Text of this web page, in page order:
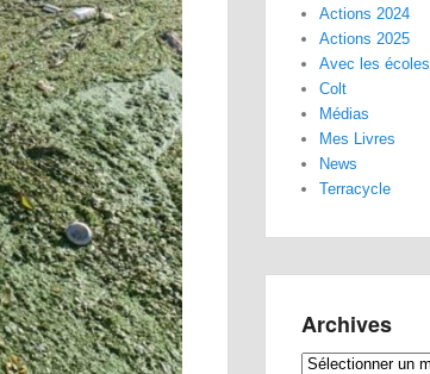
Actions 2024
Actions 2025
Avec les écoles
Colt
Médias
Mes Livres
News
Terracycle
Archives
Archives